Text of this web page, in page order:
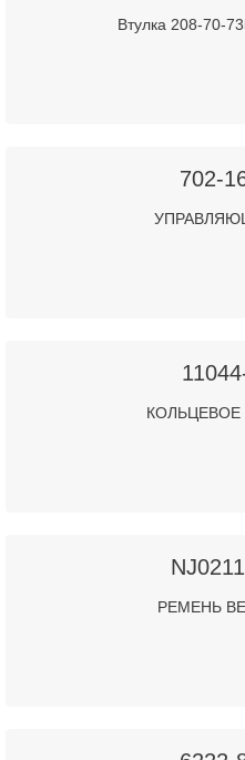
Втулка 208-70-
702-
РЕМЕНЬ